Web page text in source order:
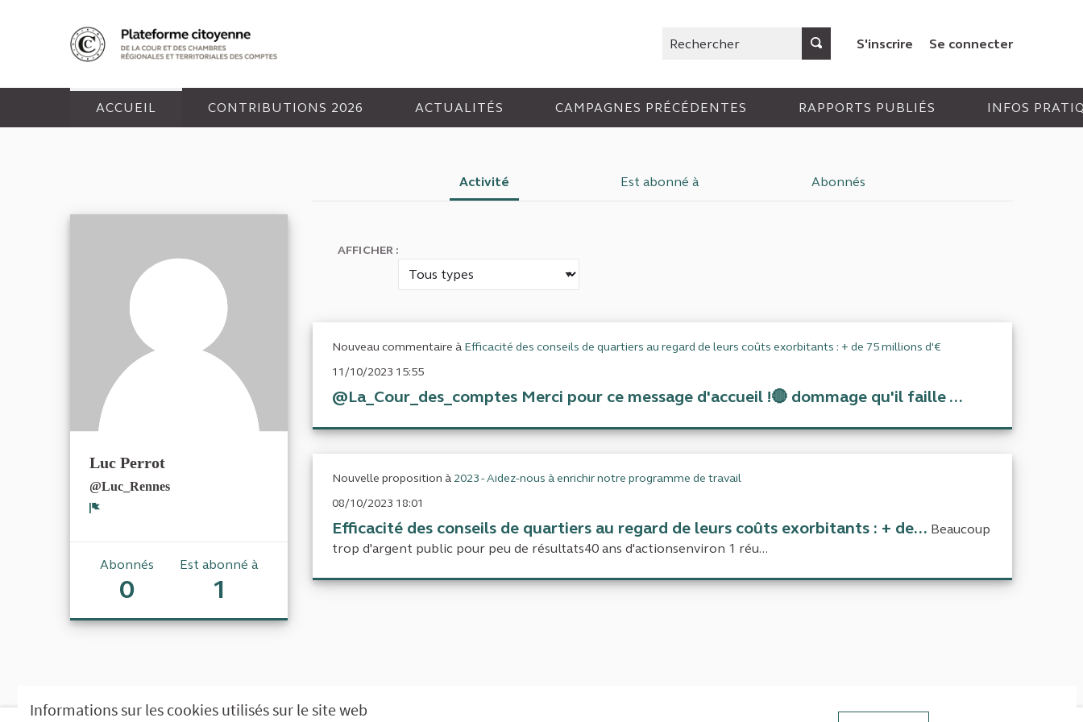
Informations sur les cookies utilisés sur le site web
Rechercher S'inscrire Se connecter
ACCUEIL CONTRIBUTIONS 2026 ACTUALITÉS CAMPAGNES PRÉCÉDENTES RAPPORTS PUBLIÉS INFOS
Activité Est abonné à Abonnés
Luc Perrot
@Luc_Rennes
Abonnés
0
Est abonné à
1
AFFICHER :
Nouveau commentaire à Efficacité des conseils de quartiers au regard de leurs coûts exorbitants : + de 75 millions d'€
11/10/2023 15:55
@La_Cour_des_comptes Merci pour ce message d'accueil !🔴 dommage qu'il faille ...
Nouvelle proposition à2023 - Aidez-nous à enrichir notre programme de travail
08/10/2023 18:01
Efficacité des conseils de quartiers au regard de leurs coûts exorbitants : + de... Beaucoup
trop d'argent public pour peu de résultats40 ans d'actionsenviron 1 réu...